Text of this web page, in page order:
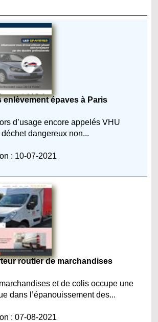
épaves à Paris
d’usage encore appelés VHU
dangereux non...
: 10-07-2021
routier de marchandises
et de colis occupe une
dans l’épanouissement des...
: 07-08-2021